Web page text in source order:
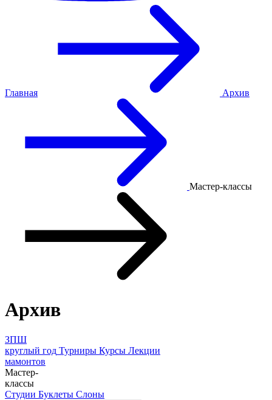
Главная Архив
Мастер-классы
Архив
ЗПШ
круглый год Турниры Курсы Лекции
мамонтов
Мастер-
классы
Студии Буклеты Слоны